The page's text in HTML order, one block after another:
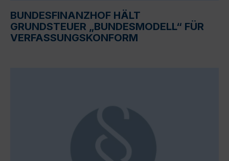
BUNDESFINANZHOF HÄLT
GRUNDSTEUER „BUNDESMODELL“ FÜR
VERFASSUNGSKONFORM